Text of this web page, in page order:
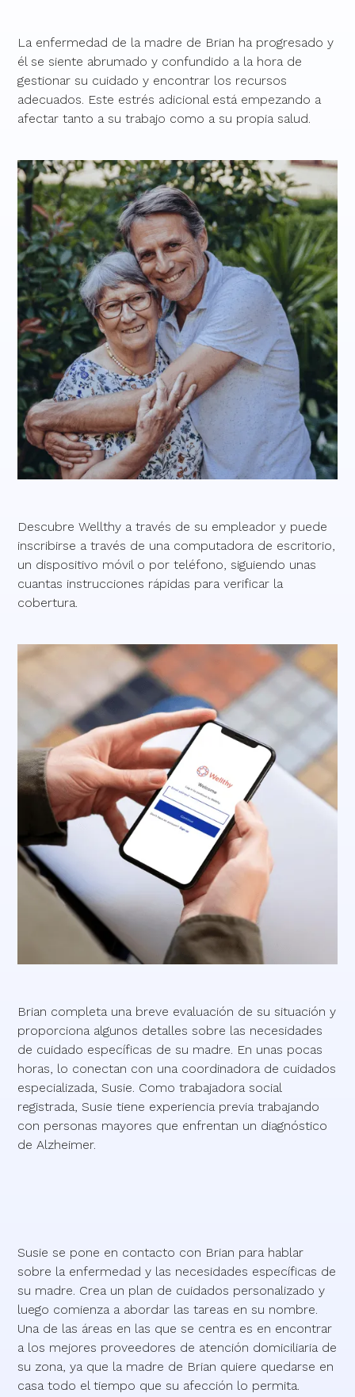
La enfermedad de la madre de Brian ha progresado y
él se siente abrumado y confundido a la hora de
gestionar su cuidado y encontrar los recursos
adecuados. Este estrés adicional está empezando a
afectar tanto a su trabajo como a su propia salud.
Descubre Wellthy a través de su empleador y puede
inscribirse a través de una computadora de escritorio,
un dispositivo móvil o por teléfono, siguiendo unas
cuantas instrucciones rápidas para verificar la
cobertura.
Brian completa una breve evaluación de su situación y
proporciona algunos detalles sobre las necesidades
de cuidado específicas de su madre. En unas pocas
horas, lo conectan con una coordinadora de cuidados
especializada, Susie. Como trabajadora social
registrada, Susie tiene experiencia previa trabajando
con personas mayores que enfrentan un diagnóstico
de Alzheimer.
Susie se pone en contacto con Brian para hablar
sobre la enfermedad y las necesidades específicas de
su madre. Crea un plan de cuidados personalizado y
luego comienza a abordar las tareas en su nombre.
Una de las áreas en las que se centra es en encontrar
a los mejores proveedores de atención domiciliaria de
su zona, ya que la madre de Brian quiere quedarse en
casa todo el tiempo que su afección lo permita.